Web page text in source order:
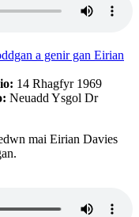
a genir gan Eirian
14 Rhagfyr 1969
Neuadd Ysgol Dr
mai Eirian Davies